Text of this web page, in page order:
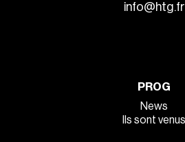
info@htg.fr
PROG
News
Ils sont venus